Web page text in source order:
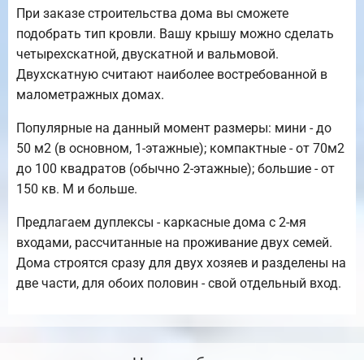
При заказе строительства дома вы сможете
подобрать тип кровли. Вашу крышу можно сделать
четырехскатной, двускатной и вальмовой.
Двухскатную считают наиболее востребованной в
малометражных домах.
Популярные на данный момент размеры: мини - до
50 м2 (в основном, 1-этажные); компактные - от 70м2
до 100 квадратов (обычно 2-этажные); большие - от
150 кв. М и больше.
Предлагаем дуплексы - каркасные дома с 2-мя
входами, рассчитанные на проживание двух семей.
Дома строятся сразу для двух хозяев и разделены на
две части, для обоих половин - свой отдельный вход.